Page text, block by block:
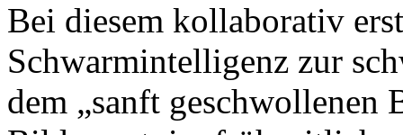
Bei diesem kollaborativ
Schwarmintelligenz zur
dem „sanft geschwollenen